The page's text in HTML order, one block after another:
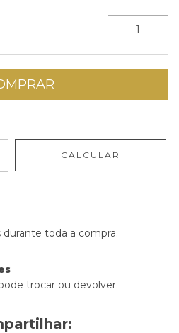
CALCULAR
durante toda a compra.
trocar ou devolver.